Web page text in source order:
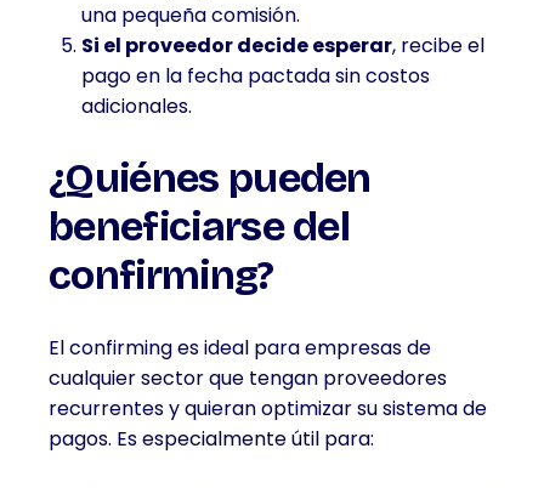
una pequeña comisión.
Si el proveedor decide esperar, recibe el
pago en la fecha pactada sin costos
adicionales.
¿Quiénes pueden
beneficiarse del
confirming?
El confirming es ideal para empresas de
cualquier sector que tengan proveedores
recurrentes y quieran optimizar su sistema de
pagos. Es especialmente útil para: